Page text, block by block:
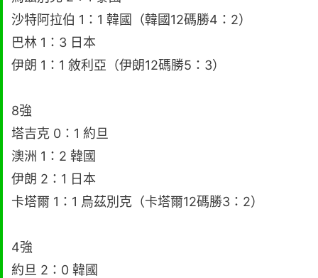
沙特阿拉伯 1：1 韓國（韓國12碼勝4：2）
巴林 1：3 日本
伊朗 1：1 敘利亞（伊朗12碼勝5：3）
8強
塔吉克 0：1 約旦
澳洲 1：2 韓國
伊朗 2：1 日本
卡塔爾 1：1 烏茲別克（卡塔爾12碼勝3：2）
4強
約旦 2：0 韓國